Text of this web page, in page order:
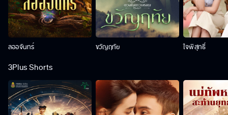
ลออจันทร์ ขวัญฤทัย ใจพิสุทธิ์
3Plus Shorts